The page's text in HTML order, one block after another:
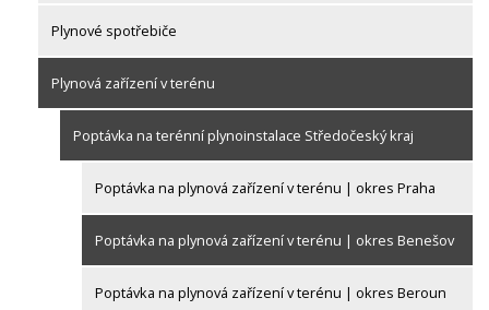
Plynové spotřebiče
Plynová zařízení v terénu
Poptávka na terénní plynoinstalace Středočeský kraj
Poptávka na plynová zařízení v terénu | okres Praha
Poptávka na plynová zařízení v terénu | okres Benešov
Poptávka na plynová zařízení v terénu | okres Beroun